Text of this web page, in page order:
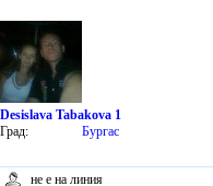
Desislava Tabakova 1
Град:
Бургас
не е на линия